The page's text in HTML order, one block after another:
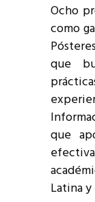
Ocho
como
que
que
Latina